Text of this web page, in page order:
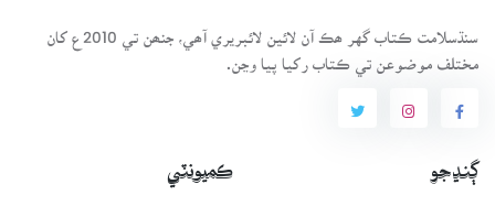
سنڌسلامت ڪتاب گهر ھڪ آن لائين لائبريري آھي، جنھن تي 2010ع کان
مختلف موضوعن تي ڪتاب رکيا پيا وڃن.
ڳنڍجو ڪميونٽي